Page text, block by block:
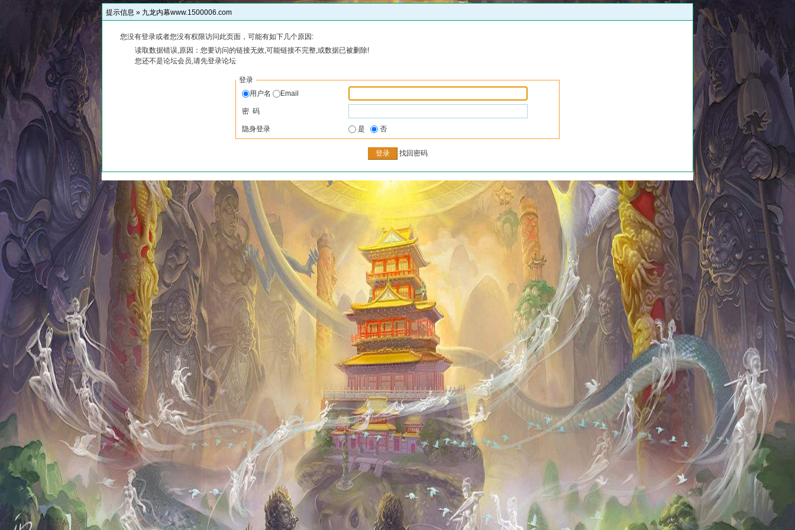
提示信息 » 九龙内幕www.1500006.com
您没有登录或者您没有权限访问此页面，可能有如下几个原因:
读取数据错误,原因：您要访问的链接无效,可能链接不完整,或数据已被删除!
您还不是论坛会员,请先登录论坛
登录
用户名
Email
密 码
隐身登录 是 否
找回密码